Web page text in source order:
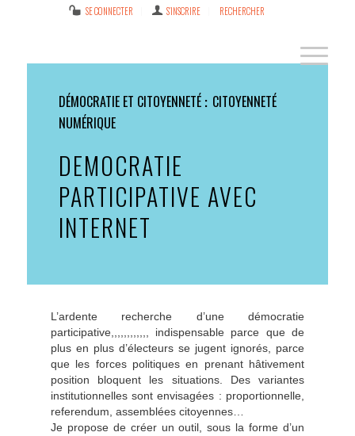
SE CONNECTER S’INSCRIRE RECHERCHER
DÉMOCRATIE ET CITOYENNETÉ
CITOYENNETÉ
NUMÉRIQUE
DEMOCRATIE
PARTICIPATIVE AVEC
INTERNET
L’ardente recherche d’une démocratie
participative,,,,,,,,,,,, indispensable parce que de
plus en plus d’électeurs se jugent ignorés, parce
que les forces politiques en prenant hâtivement
position bloquent les situations. Des variantes
institutionnelles sont envisagées : proportionnelle,
referendum, assemblées citoyennes…
Je propose de créer un outil, sous la forme d’un